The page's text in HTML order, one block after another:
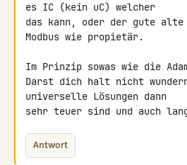
es IC (kein uC) welcher
das kann, oder der gute alte
Modbus wie propietär.
Im Prinzip sowas wie die
Darst dich halt nicht
universelle Lösungen dann
sehr teuer sind und auch
Antwort